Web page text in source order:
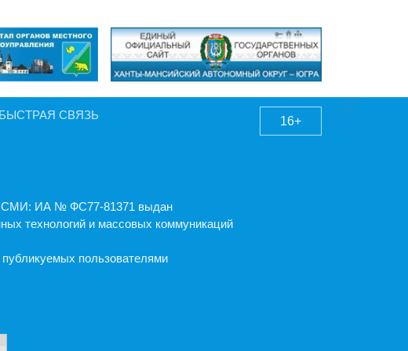
БЫСТРАЯ СВЯЗЬ
СМИ: ИА № ФС77-81371 выдан
технологий и массовых коммуникаций
пользователями
16+